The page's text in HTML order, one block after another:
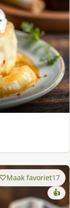
Maak favoriet17
👍